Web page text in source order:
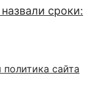
сроки:
сайта